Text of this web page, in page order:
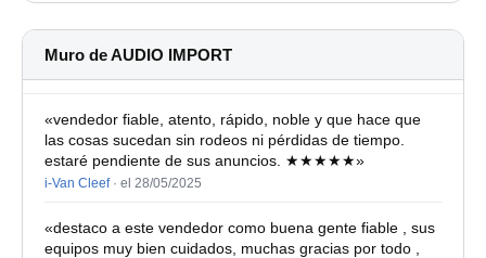
Muro de AUDIO IMPORT
«vendedor fiable, atento, rápido, noble y que hace que
las cosas sucedan sin rodeos ni pérdidas de tiempo.
estaré pendiente de sus anuncios. ★★★★★»
i-Van Cleef· el 28/05/2025
«destaco a este vendedor como buena gente fiable , sus
equipos muy bien cuidados, muchas gracias por todo ,